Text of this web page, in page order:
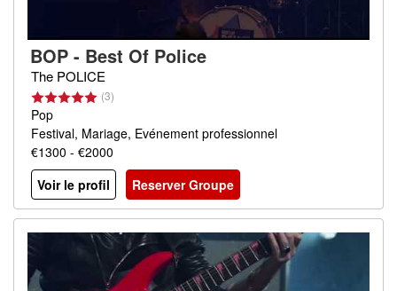
BOP - Best Of Police
The POLICE
(3)
Pop
Festival, Mariage, Evénement professionnel
€1300 - €2000
Voir le profil
Reserver Groupe